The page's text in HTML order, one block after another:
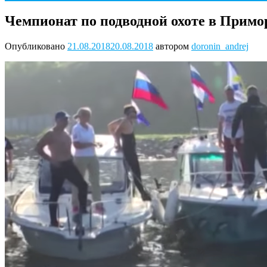
Чемпионат по подводной охоте в
Опубликовано 21.08.201820.08.2018 автором doronin_andrej